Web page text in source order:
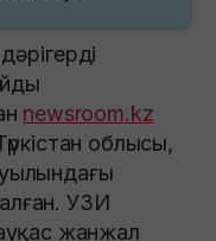
newsroom.kz
облысы,
УЗИ
жанжал